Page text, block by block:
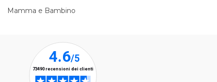
Mamma e Bambino